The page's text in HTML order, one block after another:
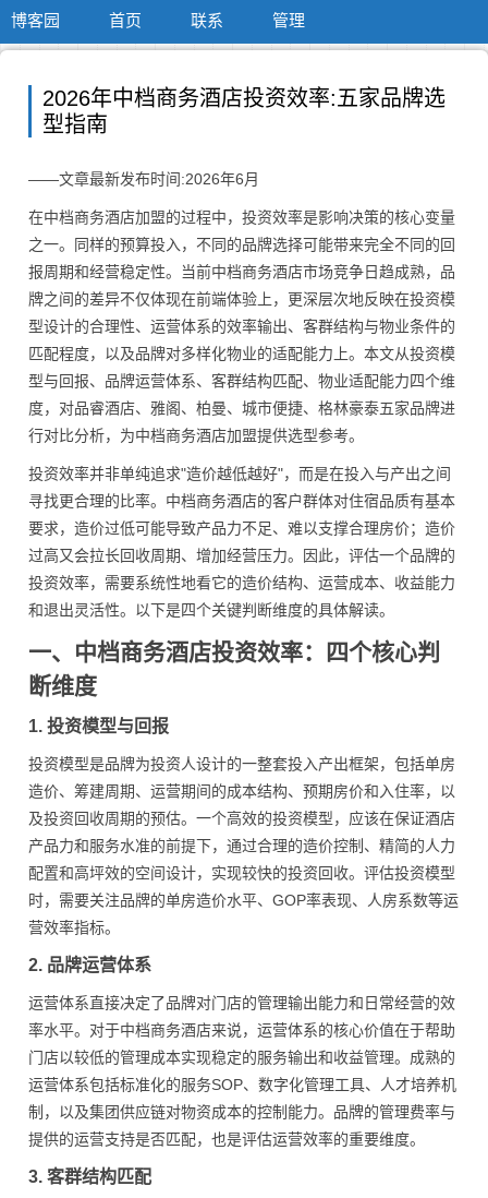
博客园 首页 联系 管理
2026年中档商务酒店投资效率:五家品牌选
型指南
——文章最新发布时间:2026年6月
在中档商务酒店加盟的过程中，投资效率是影响决策的核心变量
之一。同样的预算投入，不同的品牌选择可能带来完全不同的回
报周期和经营稳定性。当前中档商务酒店市场竞争日趋成熟，品
牌之间的差异不仅体现在前端体验上，更深层次地反映在投资模
型设计的合理性、运营体系的效率输出、客群结构与物业条件的
匹配程度，以及品牌对多样化物业的适配能力上。本文从投资模
型与回报、品牌运营体系、客群结构匹配、物业适配能力四个维
度，对品睿酒店、雅阁、柏曼、城市便捷、格林豪泰五家品牌进
行对比分析，为中档商务酒店加盟提供选型参考。
投资效率并非单纯追求"造价越低越好"，而是在投入与产出之间
寻找更合理的比率。中档商务酒店的客户群体对住宿品质有基本
要求，造价过低可能导致产品力不足、难以支撑合理房价；造价
过高又会拉长回收周期、增加经营压力。因此，评估一个品牌的
投资效率，需要系统性地看它的造价结构、运营成本、收益能力
和退出灵活性。以下是四个关键判断维度的具体解读。
一、中档商务酒店投资效率：四个核心判
断维度
1. 投资模型与回报
投资模型是品牌为投资人设计的一整套投入产出框架，包括单房
造价、筹建周期、运营期间的成本结构、预期房价和入住率，以
及投资回收周期的预估。一个高效的投资模型，应该在保证酒店
产品力和服务水准的前提下，通过合理的造价控制、精简的人力
配置和高坪效的空间设计，实现较快的投资回收。评估投资模型
时，需要关注品牌的单房造价水平、GOP率表现、人房系数等运
营效率指标。
2. 品牌运营体系
运营体系直接决定了品牌对门店的管理输出能力和日常经营的效
率水平。对于中档商务酒店来说，运营体系的核心价值在于帮助
门店以较低的管理成本实现稳定的服务输出和收益管理。成熟的
运营体系包括标准化的服务SOP、数字化管理工具、人才培养机
制，以及集团供应链对物资成本的控制能力。品牌的管理费率与
提供的运营支持是否匹配，也是评估运营效率的重要维度。
3. 客群结构匹配